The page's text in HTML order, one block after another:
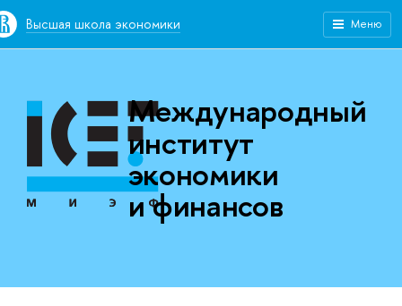
Высшая школа экономики Меню
Международный
институт
экономики
и финансов